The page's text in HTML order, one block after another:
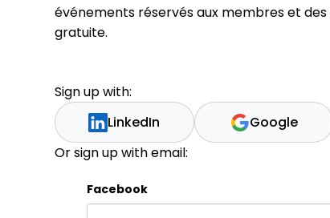
événements réservés aux membres et
gratuite.
Sign up with:
LinkedIn Google
Or sign up with email:
Facebook